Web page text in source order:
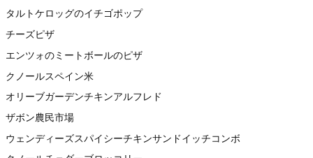
タルトケロッグのイチゴポップ
チーズピザ
エンツォのミートボールのピザ
クノールスペイン米
オリーブガーデンチキンアルフレド
ザボン農民市場
ウェンディーズスパイシーチキンサンドイッチコンボ